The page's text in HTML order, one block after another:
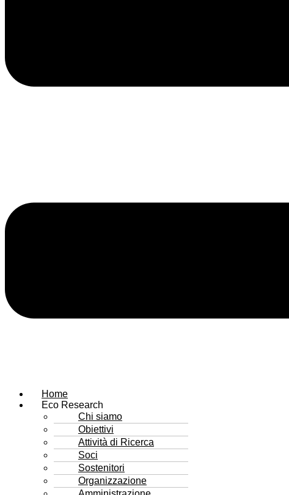
Home
Eco Research
Chi siamo
Obiettivi
Attività di Ricerca
Soci
Sostenitori
Organizzazione